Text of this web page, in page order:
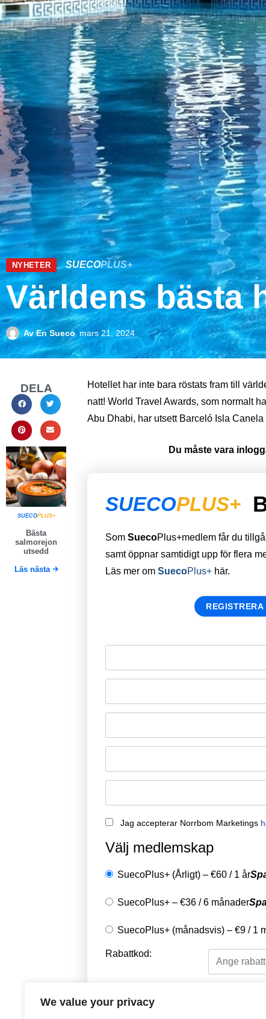
We value your privacy
NYHETER SUECOPLUS+
Världens bästa
AvEn Sueco mars 21, 2024
DELA
SUECOPLUS+
Bästa
salmorejon
utsedd
Läs nästa
Hotellet har inte bara röstats fram till
natt! World Travel Awards, som normalt
Abu Dhabi, har utsett Barceló Isla
Du måste vara
SUECOPLUS+
Som SuecoPlus+medlem får du
samt öppnar samtidigt upp för flera
Läs mer om SuecoPlus+ här.
REGISTRERA
Jag accepterar Norrbom Marketings
Välj medlemskap
SuecoPlus+ (Årligt) – €60 / 1 år
SuecoPlus+ – €36 /6 månader
SuecoPlus+ (månadsvis) – €9 / 1
Rabattkod:
Välj en